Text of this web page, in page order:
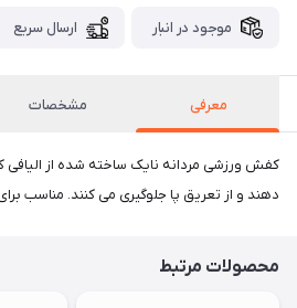
موجود در انبار ارسال سریع
معرفی مشخصات
کفش ورزشی مردانه نایک ساخته شده از الیافی
دهند و از تعریق پا جلوگیری می کنند. مناسب
محصولات مرتبط